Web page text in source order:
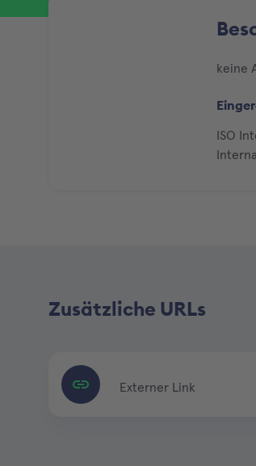
keine
ISO
Zusätzliche URLs
Externer Link